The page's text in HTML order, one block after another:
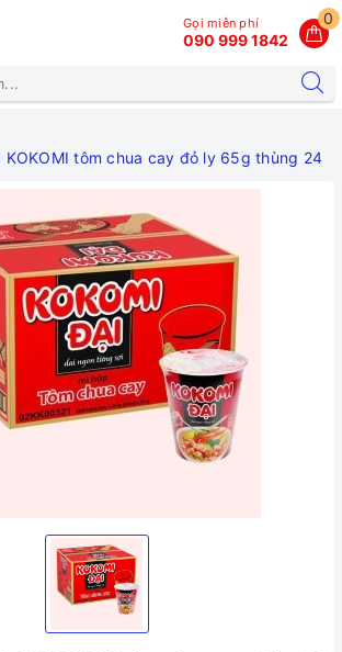
0
Gọi miễn phí
090 999 1842
KOKOMI tôm chua cay đỏ ly 65g thùng 24